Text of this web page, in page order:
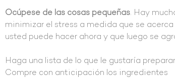
Ocúpese de las cosas pequeñas. Hay
minimizar el stress a medida que se
usted puede hacer ahora y que luego se
Haga una lista de lo que le gustaría
Compre con anticipación los ingredientes